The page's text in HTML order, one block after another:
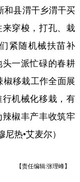
重庆
西藏
宁夏
عربى
县渭干乡渭干买
穿梭，打孔、栽
紧随机械扶苗补
一派忙碌的春耕
移栽工作全面展
机械化移栽，有
椒丰产丰收筑牢
热•艾麦尔）
【责任编辑:张理峰】